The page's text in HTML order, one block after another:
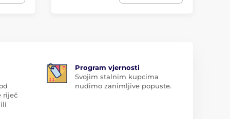
riječ
Program vjernosti
Svojim stalnim kupcima
nudimo zanimljive popuste.